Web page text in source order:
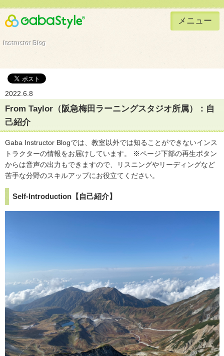
Gaba Style 無料で英語学習 メニュー
Instructor Blog
2022.6.8
From Taylor（阪急梅田ラーニングスタジオ所属）：自
己紹介
Gaba Instructor Blogでは、教室以外では知ることができないインス
トラクターの情報をお届けしています。 ※ページ下部の再生ボタン
からは音声の出力もできますので、リスニングやリーディングなど
苦手な分野のスキルアップにお役立てください。
Self-Introduction【自己紹介】